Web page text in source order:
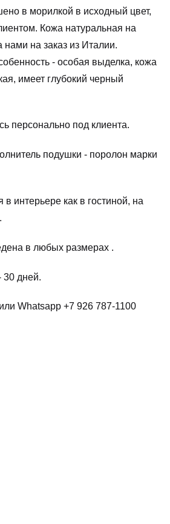
в морилкой в исходный цвет,
Кожа натуральная на
на заказ из Италии.
- особая выделка, кожа
имеет глубокий черный
персонально под клиента.
подушки - поролон марки
интерьере как в гостиной, на
в любых размерах .
30 дней.
Whatsapp +7 926 787-1100